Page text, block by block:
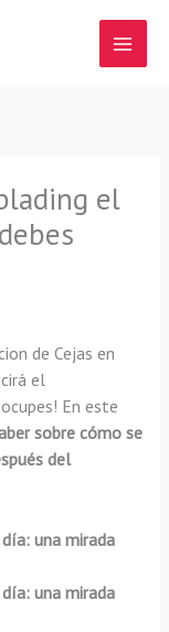
el
de Cejas en
el
En este
sobre cómo se
del
una mirada
: una mirada